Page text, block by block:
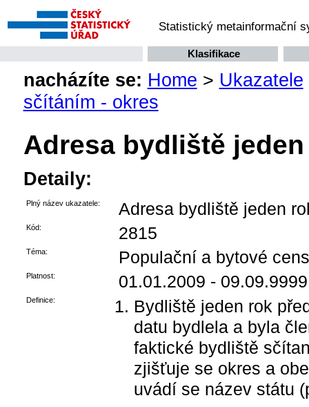
Statistický metainformační
Klasifikace
nacházíte se: Home > Ukazatele
sčítáním - okres
Adresa bydliště
Detaily:
Plný název ukazatele: Adresa bydliště jeden
Kód: 2815
Téma: Populační a bytové
Platnost: 01.01.2009 - 09.09.9999
Definice:
Bydliště jeden rok
datu bydlela a byla
faktické bydliště
zjišťuje se okres a
uvádí se název státu